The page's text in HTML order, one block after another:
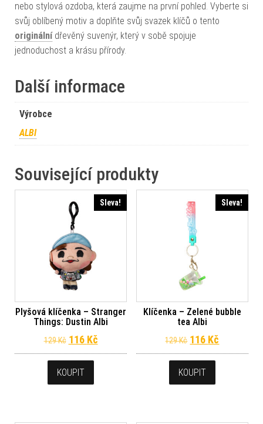
nebo stylová ozdoba, která zaujme na první pohled. Vyberte si
svůj oblíbený motiv a doplňte svůj svazek klíčů o tento
originálnídřevěný suvenýr, který v sobě spojuje
jednoduchost a krásu přírody.
Další informace
Výrobce
ALBI
Související produkty
Sleva!
Plyšová klíčenka – Stranger
Things: Dustin Albi
129Kč Původní cena byla: 129 Kč.
116 KčAktuální cena je: 116 Kč.
KOUPIT
Sleva!
Klíčenka – Zelené bubble
tea Albi
129Kč Původní cena
116 Kč
KOUPIT